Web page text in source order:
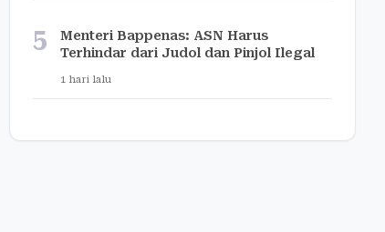
5
Menteri Bappenas: ASN Harus
Terhindar dari Judol dan Pinjol Ilegal
1 hari lalu